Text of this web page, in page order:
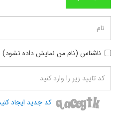
ناشناس (نام من نمایش داده نشود)
کد جدید ایجاد